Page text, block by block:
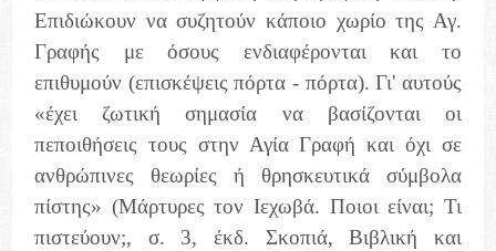
Επιδιώκουν να συζητούν κάποιο χωρίο της Αγ.
Γραφής με όσους ενδιαφέρονται και το
επιθυμούν (επισκέψεις πόρτα - πόρτα). Γι' αυτούς
«έχει ζωτική σημασία να βασίζονται οι
πεποιθήσεις τους στην Αγία Γραφή και όχι σε
ανθρώπινες θεωρίες ή θρησκευτικά σύμβολα
πίστης» (Μάρτυρες τον Ιεχωβά. Ποιοι είναι; Τι
πιστεύουν;, σ. 3, έκδ. Σκοπιά, Βιβλική και